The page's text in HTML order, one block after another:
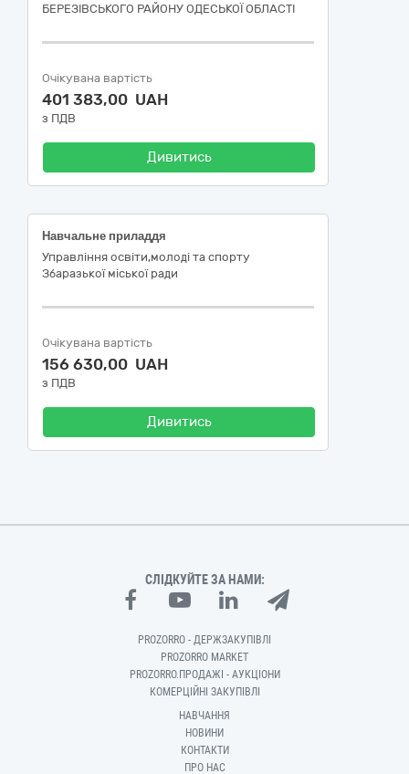
БЕРЕЗІВСЬКОГО РАЙОНУ ОДЕСЬКОЇ ОБЛАСТІ
Очікувана вартість
401 383,00 UAH
з ПДВ
Дивитись
Навчальне приладдя
Управління освіти,молоді та спорту
Збаразької міської ради
Очікувана вартість
156 630,00 UAH
з ПДВ
Дивитись
СЛІДКУЙТЕ ЗА НАМИ:
PROZORRO - ДЕРЖЗАКУПІВЛІ
PROZORRO MARKET
PROZORRO.ПРОДАЖІ - АУКЦІОНИ
КОМЕРЦІЙНІ ЗАКУПІВЛІ
НАВЧАННЯ
НОВИНИ
КОНТАКТИ
ПРО НАС